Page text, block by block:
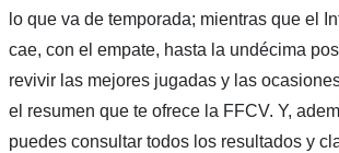
lo que va de temporada; mientras que el
cae, con el empate, hasta la undécima
revivir las mejores jugadas y las
el resumen que te ofrece la FFCV. Y,
puedes consultar todos los resultados y